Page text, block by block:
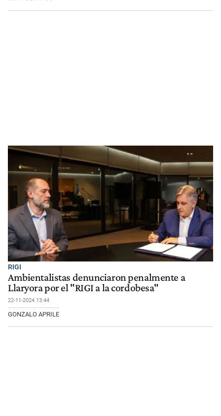
RIGI
Ambientalistas denunciaron penalmente a
Llaryora por el "RIGI a la cordobesa"
22-11-2024 13:44
GONZALO APRILE